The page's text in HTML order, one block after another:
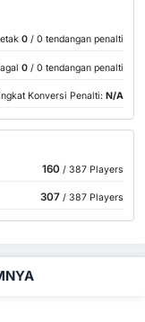
0 / 0 tendangan penalti
0 / 0 tendangan penalti
Konversi Penalti: N/A
160 / 387 Players
307/ 387 Players